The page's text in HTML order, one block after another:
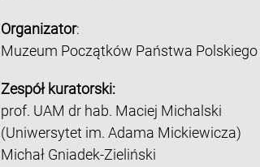
Organizator:
Muzeum Początków Państwa Polskiego
Zespół kuratorski:
prof. UAM dr hab. Maciej Michalski
(Uniwersytet im. Adama Mickiewicza)
Michał Gniadek-Zieliński